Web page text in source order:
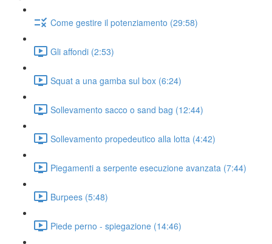
Come gestire il potenziamento (29:58)
Gli affondi (2:53)
Squat a una gamba sul box (6:24)
Sollevamento sacco o sand bag (12:44)
Sollevamento propedeutico alla lotta (4:42)
Piegamenti a serpente esecuzione avanzata (7:44)
Burpees (5:48)
Piede perno - spiegazione (14:46)